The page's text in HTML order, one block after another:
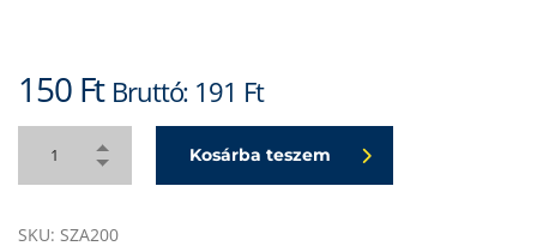
150 Ft Bruttó: 191 Ft
Kosárba teszem
SKU: SZA200